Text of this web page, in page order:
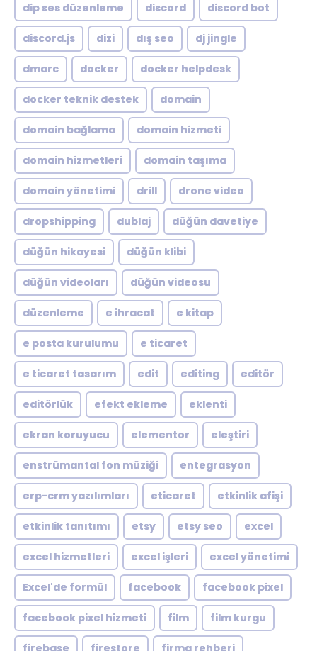
dip ses düzenleme discord discord bot
discord.js dizi dış seo dj jingle
dmarc docker docker helpdesk
docker teknik destek domain
domain bağlama domain hizmeti
domain hizmetleri domain taşıma
domain yönetimi drill drone video
dropshipping dublaj düğün davetiye
düğün hikayesi düğün klibi
düğün videoları düğün videosu
düzenleme e ihracat e kitap
e posta kurulumu e ticaret
e ticaret tasarım edit editing editör
editörlük efekt ekleme eklenti
ekran koruyucu elementor eleştiri
enstrümantal fon müziği entegrasyon
erp-crm yazılımları eticaret etkinlik afişi
etkinlik tanıtımı etsy etsy seo excel
excel hizmetleri excel işleri excel yönetimi
Excel'de formül facebook facebook pixel
facebook pixel hizmeti film film kurgu
firebase firestore firma rehberi